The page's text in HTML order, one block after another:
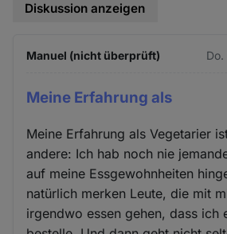
Diskussion anzeigen
Manuel (nicht überprüft)
Meine Erfahrung als
Meine Erfahrung als Vegetarier
andere: Ich hab noch nie
auf meine Essgewohnheiten
natürlich merken Leute, die mit
irgendwo essen gehen, dass ich